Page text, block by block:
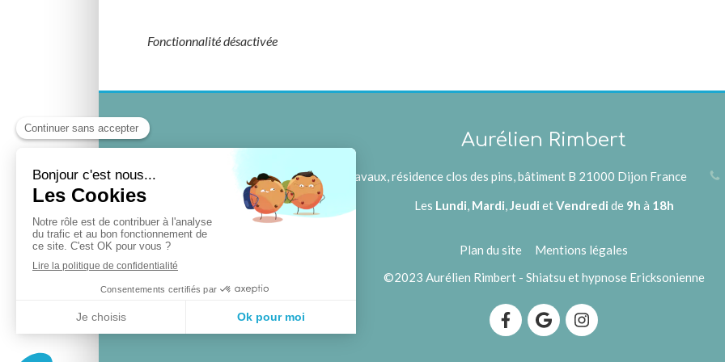
Fonctionnalité désactivée
Aurélien Rimbert
28, rue Pierre Travaux, résidence clos des pins, bâtiment B 21000 Dijon France
Les Lundi, Mardi,Jeudi etVendredi de 9h à 18h
Plan du site
Mentions légales
©2023 Aurélien Rimbert - Shiatsu et hypnose Ericksonienne